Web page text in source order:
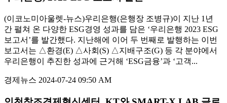
(이코노미아울렛-뉴스)우리은행(은행장 조병규)이 지난 1년
간 펼쳐 온 다양한 ESG경영 성과를 담은 ‘우리은행 2023 ESG
보고서’를 발간했다. 지난해에 이어 두 번째로 발행하는 이번
보고서는 △환경(E) △사회(S) △지배구조(G) 등 각 분야에서
우리은행이 추진한 성과에 근거해 ‘ESG금융’과 ‘고객...
경제뉴스 2024-07-24 09:50 AM